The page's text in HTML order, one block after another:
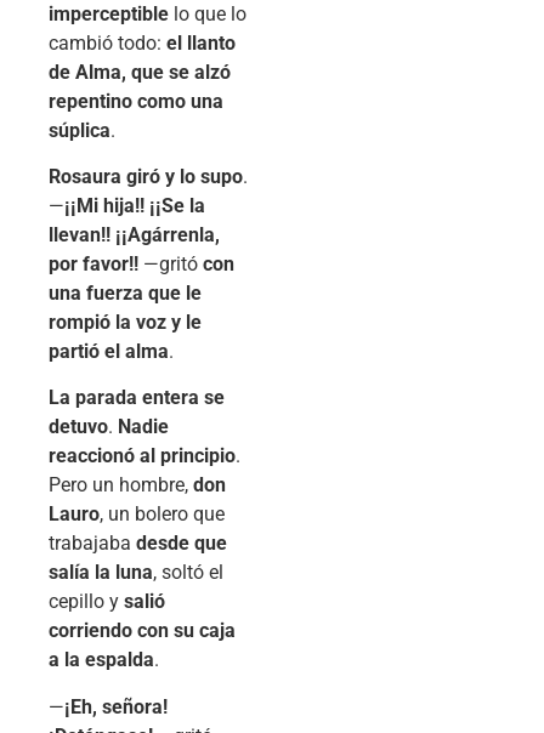
imperceptible lo que lo
cambió todo: el llanto
de Alma, que se alzó
repentino como una
súplica.
Rosaura giró y lo supo.
—¡¡Mi hija!! ¡¡Se la
llevan!! ¡¡Agárrenla,
por favor!! —gritó con
una fuerza que le
rompió la voz y le
partió el alma.
La parada entera se
detuvo. Nadie
reaccionó al principio.
Pero un hombre, don
Lauro, un bolero que
trabajaba desde que
salía la luna, soltó el
cepillo y salió
corriendo con su caja
a la espalda.
—¡Eh, señora!